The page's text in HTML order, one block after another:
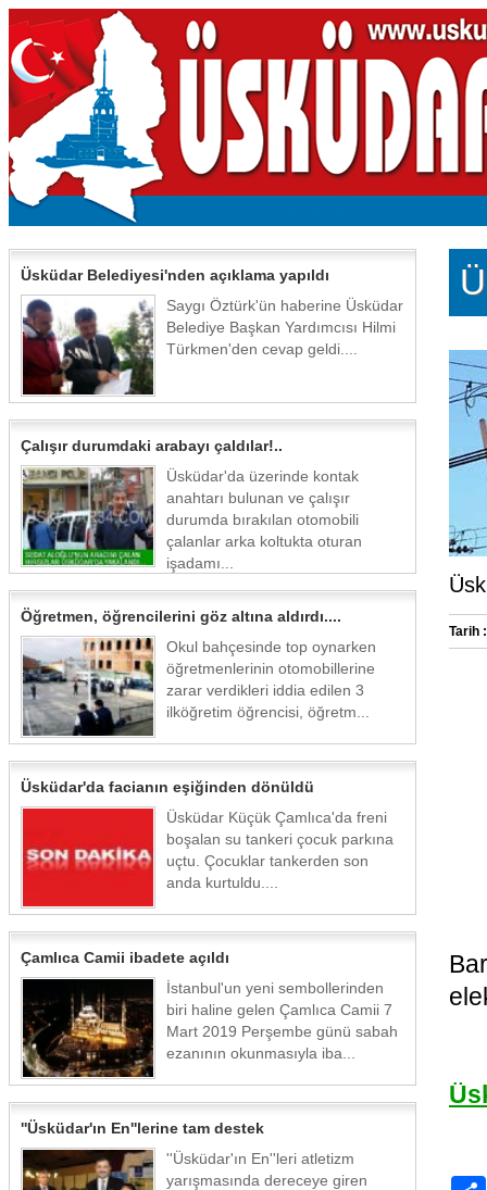
Üsküdar Belediyesi'nden açıklama yapıldı
Saygı Öztürk'ün haberine Üsküdar
Belediye Başkan Yardımcısı Hilmi
Türkmen'den cevap geldi....
Çalışır durumdaki arabayı çaldılar!..
Üsküdar'da üzerinde kontak
anahtarı bulunan ve çalışır
durumda bırakılan otomobili
çalanlar arka koltukta oturan
işadamı...
Öğretmen, öğrencilerini göz altına aldırdı....
Okul bahçesinde top oynarken
öğretmenlerinin otomobillerine
zarar verdikleri iddia edilen 3
ilköğretim öğrencisi, öğretm...
Üsküdar'da facianın eşiğinden dönüldü
Üsküdar Küçük Çamlıca'da freni
boşalan su tankeri çocuk parkına
uçtu. Çocuklar tankerden son
anda kurtuldu....
Çamlıca Camii ibadete açıldı
İstanbul'un yeni sembollerinden
biri haline gelen Çamlıca Camii 7
Mart 2019 Perşembe günü sabah
ezanının okunmasıyla iba...
''Üsküdar'ın En''lerine tam destek
''Üsküdar'ın En''leri atletizm
yarışmasında dereceye giren
Tarih :